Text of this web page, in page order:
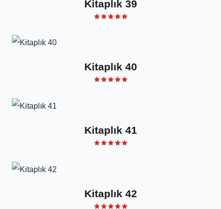
Kitaplık 39
Kitaplık 40
Kitaplık 41
Kitaplık 42